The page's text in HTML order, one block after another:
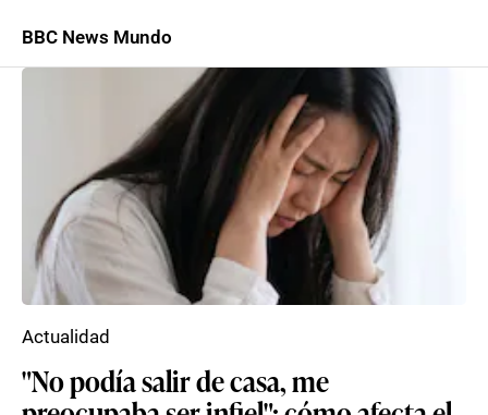
BBC News Mundo
"No podía salir de casa, me
Actualidad